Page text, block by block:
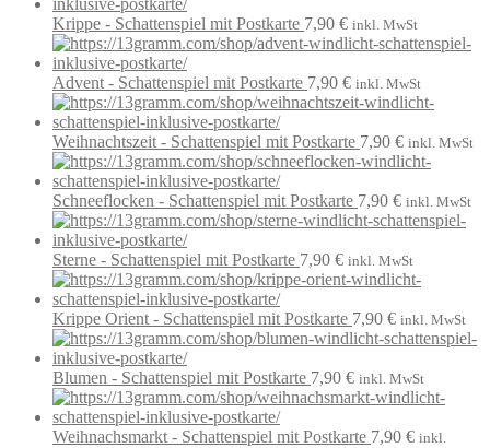
Krippe - Schattenspiel mit Postkarte 7,90 € inkl. MwSt
Advent - Schattenspiel mit Postkarte 7,90 € inkl. MwSt
Weihnachtszeit - Schattenspiel mit Postkarte 7,90 € inkl. MwSt
Schneeflocken - Schattenspiel mit Postkarte 7,90 € inkl. MwSt
Sterne - Schattenspiel mit Postkarte 7,90 € inkl. MwSt
Krippe Orient - Schattenspiel mit Postkarte 7,90 € inkl. MwSt
Blumen - Schattenspiel mit Postkarte 7,90 € inkl. MwSt
Weihnachsmarkt - Schattenspiel mit Postkarte 7,90 € inkl.